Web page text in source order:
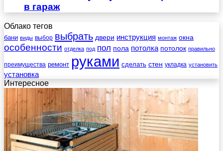
в гараж
Облако тегов
бани виды выбор выбрать двери инструкция монтаж окна
особенности отделка под пол пола потолка потолок правильно
преимущества ремонт руками сделать стен укладка установить
установка
Интересное